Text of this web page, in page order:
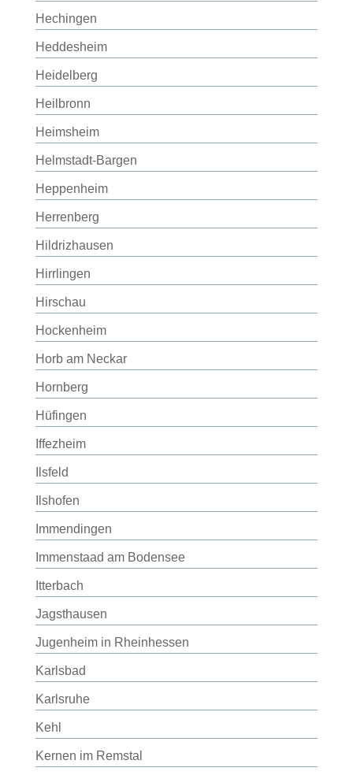
Hechingen
Heddesheim
Heidelberg
Heilbronn
Heimsheim
Helmstadt-Bargen
Heppenheim
Herrenberg
Hildrizhausen
Hirrlingen
Hirschau
Hockenheim
Horb am Neckar
Hornberg
Hüfingen
Iffezheim
Ilsfeld
Ilshofen
Immendingen
Immenstaad am Bodensee
Itterbach
Jagsthausen
Jugenheim in Rheinhessen
Karlsbad
Karlsruhe
Kehl
Kernen im Remstal